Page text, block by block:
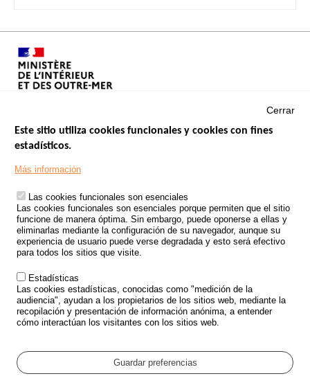
Footer
TRATAMIENTO DE DATOS PERSONALES PROCEDENTES DE
ACCIDENTES DE TRÁFICO
ESTUDIOS
CONVOCATORIA DE PROYECTOS DE ESTUDIOS
POLÍTICA DE SEGURIDAD VIAL
Outils
EVENTOS
GLOSARIO
Cookie settings
Cerrar
Este sitio utiliza cookies funcionales y cookies con fines
estadísticos.
Más información
Las cookies funcionales son esenciales
Las cookies funcionales son esenciales porque permiten que el sitio
funcione de manera óptima. Sin embargo, puede oponerse a ellas y
eliminarlas mediante la configuración de su navegador, aunque su
experiencia de usuario puede verse degradada y esto será efectivo
para todos los sitios que visite.
Estadísticas
Las cookies estadísticas, conocidas como "medición de la
audiencia", ayudan a los propietarios de los sitios web, mediante la
recopilación y presentación de información anónima, a entender
cómo interactúan los visitantes con los sitios web.
Guardar preferencias